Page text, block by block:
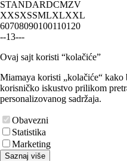
STANDARDCMZV
XXSXSSMLXLXXL
60708090100110120
--13---
Ovaj sajt koristi “kolačiće”
Miamaya koristi „kolačiće“
korisničko iskustvo prilikom
personalizovanog sadržaja.
Obavezni
Statistika
Marketing
Saznaj više